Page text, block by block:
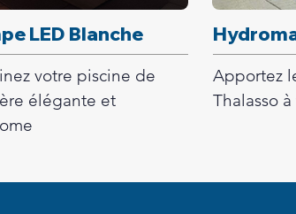
LED Blanche
votre piscine de
élégante et
Apportez
Thalasso